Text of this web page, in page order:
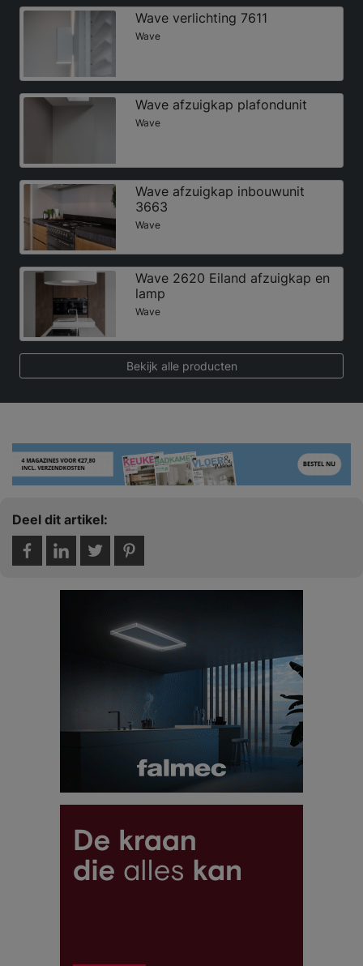
Wave verlichting 7611
Wave
Wave afzuigkap plafondunit
Wave
Wave afzuigkap inbouwunit
3663
Wave
Wave 2620 Eiland afzuigkap en
lamp
Wave
Bekijk alle producten
Deel dit artikel: